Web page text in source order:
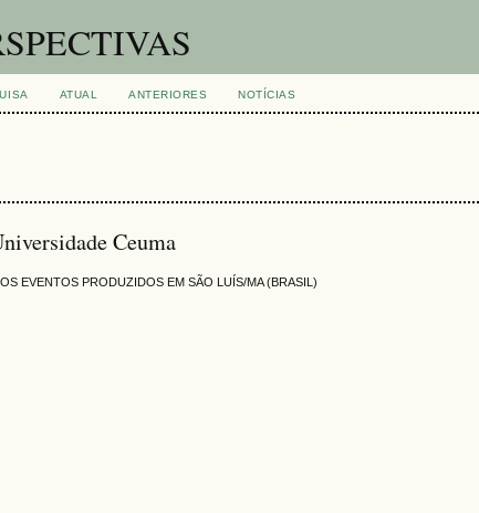
ATUAL ANTERIORES NOTÍCIAS
Ceuma
EVENTOS PRODUZIDOS EM SÃO LUÍS/MA (BRASIL)